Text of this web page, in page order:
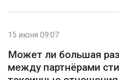
15 июня 09:07
Может ли большая
между партнёрами